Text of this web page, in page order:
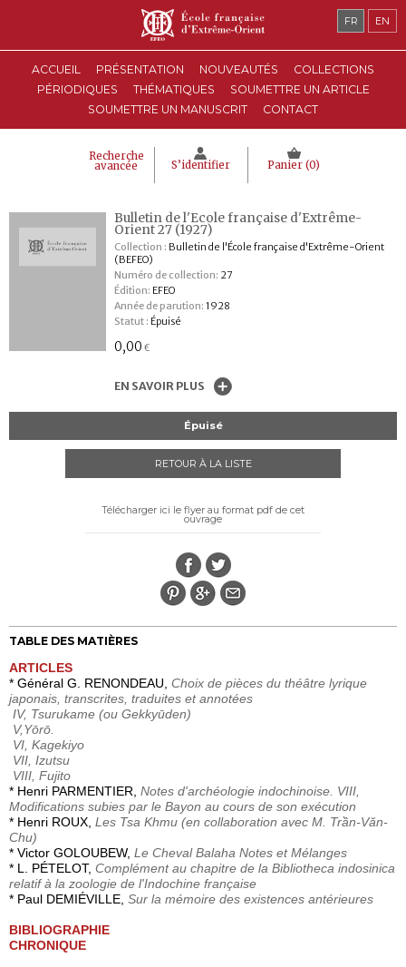
ACCUEIL PRÉSENTATION NOUVEAUTÉS
COLLECTIONS
PÉRIODIQUES
THÉMATIQUES
SOUMETTRE UN ARTICLE
SOUMETTRE UN MANUSCRIT
CONTACT
Recherche
avancée S’identifier Panier (0)
FR EN
Bulletin de l'Ecole française d'Extrême-
Orient 27 (1927)
Collection : Bulletin de l'École française d'Extrême-Orient
(BEFEO)
Numéro de collection: 27
Édition: EFEO
Année de parution: 1928
Statut : Épuisé
0,00 €
EN SAVOIR PLUS
Épuisé
RETOUR À LA LISTE
Télécharger ici le flyer au format pdf de cet
ouvrage
TABLE DES MATIÈRES
ARTICLES
* Général G. RENONDEAU, Choix de pièces du théâtre lyrique
japonais, transcrites, traduites et annotées
IV, Tsurukame (ou Gekkyūden)
V,Yōrō.
VI, Kagekiyo
VII, Izutsu
VIII, Fujito
* Henri PARMENTIER, Notes d'archéologie indochinoise. VIII,
Modifications subies par le Bayon au cours de son exécution
* Henri ROUX, Les Tsa Khmu (en collaboration avec M. Trần-Văn-
Chu)
* Victor GOLOUBEW, Le Cheval Balaha Notes et Mélanges
* L. PÉTELOT, Complément au chapitre de la Bibliotheca indosinica
relatif à la zoologie de l'Indochine française
* Paul DEMIÉVILLE, Sur la mémoire des existences antérieures
BIBLIOGRAPHIE
CHRONIQUE